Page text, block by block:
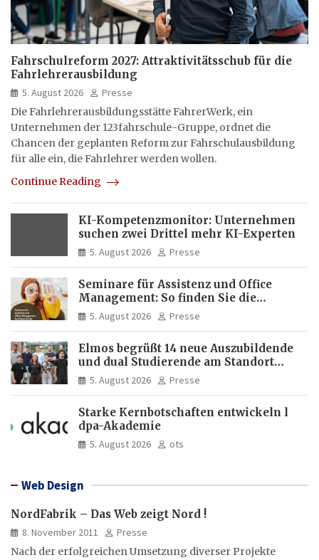
Fahrschulreform 2027: Attraktivitätsschub für die
Fahrlehrerausbildung
5. August 2026
Presse
Die Fahrlehrerausbildungsstätte FahrerWerk, ein
Unternehmen der 123fahrschule-Gruppe, ordnet die
Chancen der geplanten Reform zur Fahrschulausbildung
für alle ein, die Fahrlehrer werden wollen.
Continue Reading
KI-Kompetenzmonitor: Unternehmen
suchen zwei Drittel mehr KI-Experten
5. August 2026 Presse
Seminare für Assistenz und Office
Management: So finden Sie die
passende Weiterbildung
5. August 2026 Presse
Elmos begrüßt 14 neue Auszubildende
und dual Studierende am Standort
Dortmund
5. August 2026 Presse
Starke Kernbotschaften entwickeln l
dpa-Akademie
5. August 2026 ots
Web Design
NordFabrik – Das Web zeigt Nord !
8. November 2011
Presse
Nach der erfolgreichen Umsetzung diverser Projekte